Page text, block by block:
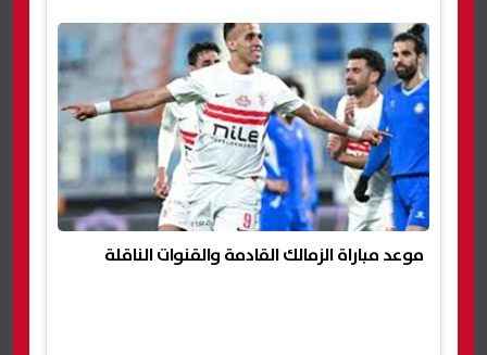
موعد مباراة الزمالك القادمة والقنوات الناقلة